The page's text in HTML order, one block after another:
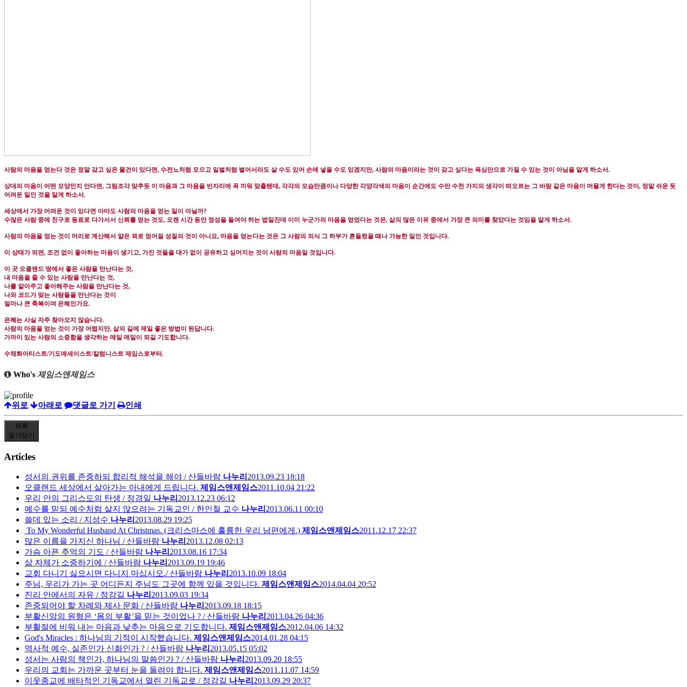
사람의 마음을 얻는다 것은 정말 갖고 싶은 물건이 있다면, 수전노처럼 모으고 일벌처럼 벌어서라도 살 수도 있어 손에 넣을 수도 있겠지만, 사람의 마음이라는 것이 갖고 싶다는 욕심만으로 가질 수 있는 것이 아님을 알게 하소서.
상대의 마음이 어떤 모양인지 안다면, 그림조각 맞추듯 이 마음과 그 마음을 빈자리에 꼭 끼워 맞출텐데 , 각각의 모습만큼이나 다양한 각양각색의 마음이 순간에도 수만 수천 가지의 생각이 떠오르는 그 바람 같은 마음이 머물게 한다는 것이 , 정말 쉬운 듯
어려운 일인 것을 알게 하소서.
세상에서 가장 어려운 것이 있다면 아마도 사람의 마음을 얻는 일이 아닐까?
수많은 사람 중에 친구로 동료로 다가서서 신뢰를 얻는 것도, 오랜 시간 동안 정성을 들여야 하는 법일진데 이미 누군가의 마음을 얻었다는 것은, 삶의 많은 이유 중에서 가장 큰 의미를 찾았다는 것임을 알게 하소서.
사람의 마음을 얻는 것이 머리로 계산해서 얕은 꾀로 얻어질 성질의 것이 아니요, 마음을 얻는다는 것은 그 사람의 의식 그 하부가 흔들렸을 때나 가능한 일인 것입니다.
이 상태가 되면, 조건 없이 좋아하는 마음이 생기고, 가진 것들을 대가 없이 공유하고 싶어지는 것이 사람의 마음일 것입니다.
이 곳 오클랜드 땅에서 좋은 사람을 만난다는 것,
내 마음을 줄 수 있는 사람을 만난다는 것,
나를 알아주고 좋아해주는 사람을 만난다는 것,
나와 코드가 맞는 사람들을 만난다는 것이
얼마나 큰 축복이며 은혜인가요.
은혜는 사실 자주 찾아오지 않습니다.
사람의 마음을 얻는 것이 가장 어렵지만, 삶의 길에 제일 좋은 방법이 된답니다.
가까이 있는 사람의 소중함을 생각하는 매일 매일이 되길 기도합니다.
수채화아티스트/기도에세이스트/칼럼니스트 제임스로부터.
Who's 제임스앤제임스
위로 아래로 댓글로 가기 인쇄
목록
열기 닫기
Articles
성서의 권위를 존중하되 합리적 해석을 해야 / 산들바람 나누리 2013.09.23 18:18
오클랜드 세상에서 살아가는 아내에게 드립니다. 제임스앤제임스2011.10.04 21:22
우리 안의 그리스도의 탄생 / 정경일 나누리 2013.12.23 06:12
예수를 믿되 예수처럼 살지 않으려는 기독교인 / 한인철 교수 나누리 2013.06.11 00:10
쓸데 있는 소리 / 지성수 나누리 2013.08.29 19:25
To My Wonderful Husband At Christmas. (크리스마스에 훌륭한 우리 남편에게.) 제임스앤제임스2011.12.17 22:37
많은 이름을 가지신 하나님 / 산들바람 나누리 2013.12.08 02:13
가슴 아픈 추억의 기도 / 산들바람 나누리 2013.08.16 17:34
삶 자체가 소중하기에 / 산들바람 나누리 2013.09.19 19:46
교회 다니기 싫으시면 다니지 마십시오./ 산들바람 나누리 2013.10.09 18:04
주님, 우리가 가는 곳 어디든지 주님도 그곳에 함께 있을 것입니다. 제임스앤제임스2014.04.04 20:52
진리 안에서의 자유 / 정강길 나누리 2013.09.03 19:34
존중되어야 할 차례와 제사 문화 / 산들바람 나누리 2013.09.18 18:15
부활신앙의 원형은 ‘몸의 부활’을 믿는 것이었나 ? / 산들바람 나누리 2013.04.26 04:36
부활절에 비워 내는 마음과 낮추는 마음으로 기도합니다. 제임스앤제임스2012.04.06 14:32
God's Miracles : 하나님의 기적이 시작했습니다. 제임스앤제임스2014.01.28 04:15
역사적 예수, 실존인가 신화인가 ? / 산들바람 나누리 2013.05.15 05:02
성서는 사람의 책인가, 하나님의 말씀인가 ? / 산들바람 나누리 2013.09.20 18:55
우리의 교회는 가까운 곳부터 눈을 돌려야 합니다. 제임스앤제임스2011.11.07 14:59
이웃종교에 배타적인 기독교에서 열린 기독교로 / 정강길 나누리 2013.09.29 20:37